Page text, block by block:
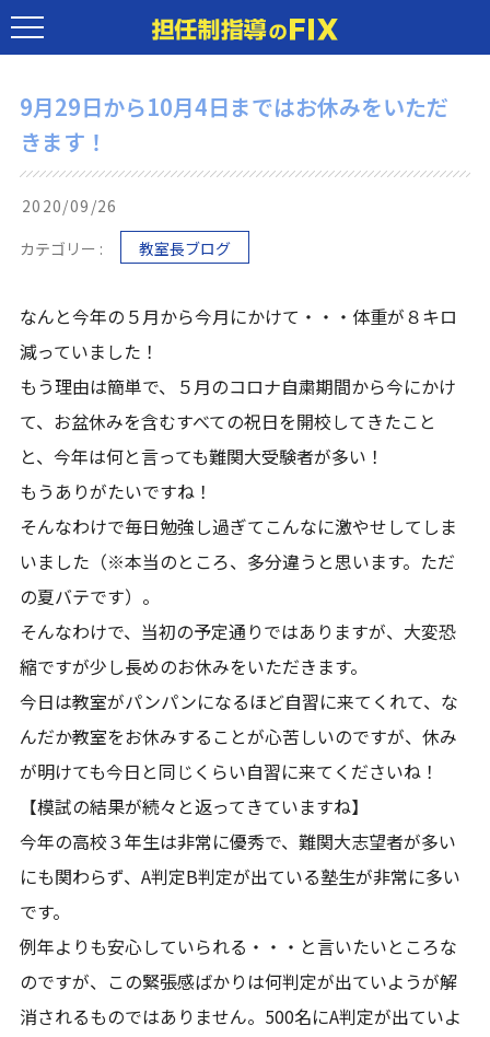
9月29日から10月4日まではお休みをいただ
きます！
2020/09/26
カテゴリー :
教室長ブログ
なんと今年の５月から今月にかけて・・・体重が８キロ
減っていました！
もう理由は簡単で、５月のコロナ自粛期間から今にかけ
て、お盆休みを含むすべての祝日を開校してきたこと
と、今年は何と言っても難関大受験者が多い！
もうありがたいですね！
そんなわけで毎日勉強し過ぎてこんなに激やせしてしま
いました（※本当のところ、多分違うと思います。ただ
の夏バテです）。
そんなわけで、当初の予定通りではありますが、大変恐
縮ですが少し長めのお休みをいただきます。
今日は教室がパンパンになるほど自習に来てくれて、な
んだか教室をお休みすることが心苦しいのですが、休み
が明けても今日と同じくらい自習に来てくださいね！
【模試の結果が続々と返ってきていますね】
今年の高校３年生は非常に優秀で、難関大志望者が多い
にも関わらず、A判定B判定が出ている塾生が非常に多い
です。
例年よりも安心していられる・・・と言いたいところな
のですが、この緊張感ばかりは何判定が出ていようが解
消されるものではありません。500名にA判定が出ていよ